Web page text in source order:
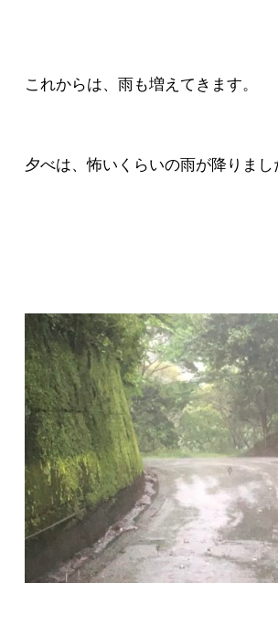
これからは、雨も増えてきます。
夕べは、怖いくらいの雨が降りまし